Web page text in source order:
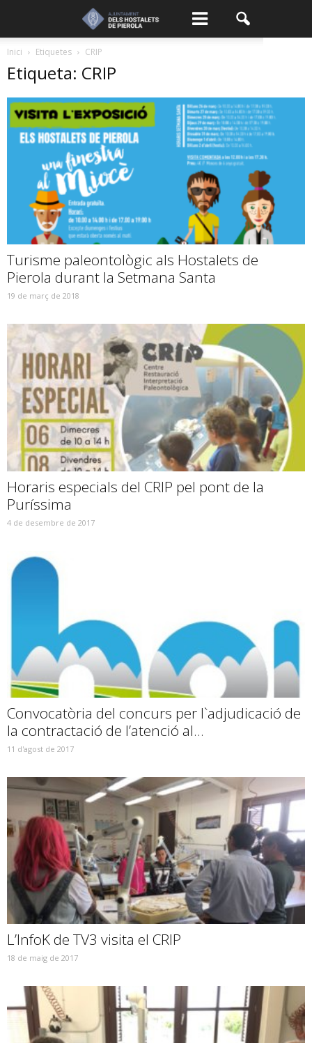
Inici Etiquetes CRIP
Etiqueta: CRIP
Turisme paleontològic als Hostalets de
Pierola durant la Setmana Santa
19 de març de 2018
Horaris especials del CRIP pel pont de la
Puríssima
4 de desembre de 2017
Convocatòria del concurs per l`adjudicació de
la contractació de l’atenció al...
11 d'agost de 2017
L’InfoK de TV3 visita el CRIP
18 de maig de 2017